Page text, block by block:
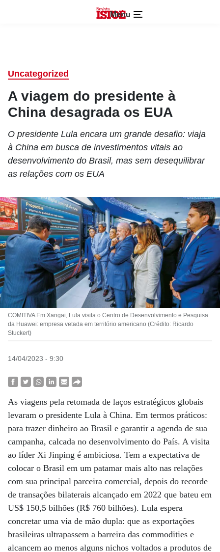
Menu
Uncategorized
A viagem do presidente à
China desagrada os EUA
O presidente Lula encara um grande desafio: viaja
à China em busca de investimentos vitais ao
desenvolvimento do Brasil, mas sem desequilibrar
as relações com os EUA
COMITIVA Em Xangai, Lula visita o Centro de Desenvolvimento e Pesquisa
da Huawei: empresa vetada em território americano (Crédito: Ricardo
Stuckert)
14/04/2023 - 9:30
As viagens pela retomada de laços estratégicos globais
levaram o presidente Lula à China. Em termos práticos:
para trazer dinheiro ao Brasil e garantir a agenda de sua
campanha, calcada no desenvolvimento do País. A visita
ao líder Xi Jinping é ambiciosa. Tem a expectativa de
colocar o Brasil em um patamar mais alto nas relações
com sua principal parceira comercial, depois do recorde
de transações bilaterais alcançado em 2022 que bateu em
US$ 150,5 bilhões (R$ 760 bilhões). Lula espera
concretar uma via de mão dupla: que as exportações
brasileiras ultrapassem a barreira das commodities e
alcancem ao menos alguns nichos voltados a produtos de